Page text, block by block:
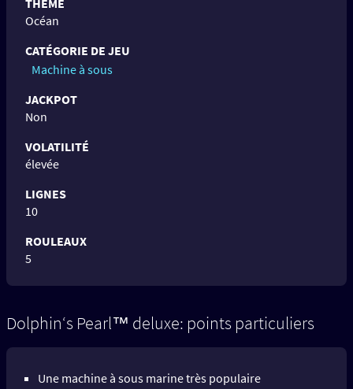
THÈME
Océan
CATÉGORIE DE JEU
Machine à sous
JACKPOT
Non
VOLATILITÉ
élevée
LIGNES
10
ROULEAUX
5
Dolphin‘s Pearl™ deluxe: points particuliers
Une machine à sous marine très populaire